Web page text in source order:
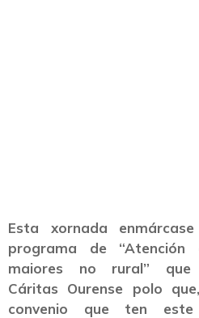
Esta xornada
programa de “Atención
maiores no rural” que
Cáritas Ourense polo
convenio que ten este